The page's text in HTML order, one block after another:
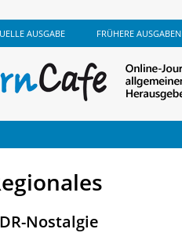
AUSGABE FRÜHERE AUSGABEN
Nostalgie